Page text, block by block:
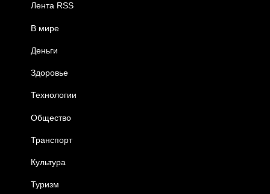
Лента RSS
В мире
Деньги
Здоровье
Технологии
Общество
Транспорт
Культура
Туризм